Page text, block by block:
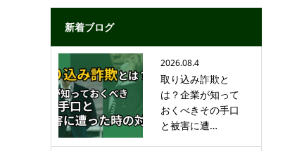
新着ブログ
2026.08.4
取り込み詐欺と
は？企業が知って
おくべきその手口
と被害に遭…